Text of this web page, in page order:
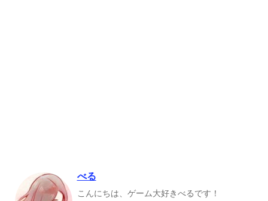
べる
こんにちは、ゲーム大好きべるです！